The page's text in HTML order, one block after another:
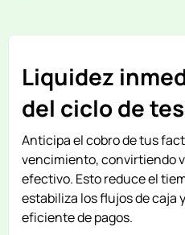
Liquidez
del ciclo de
Anticipa el cobro de tus
vencimiento, convirtiendo
efectivo. Esto reduce el
estabiliza los flujos de caja
eficiente de pagos.